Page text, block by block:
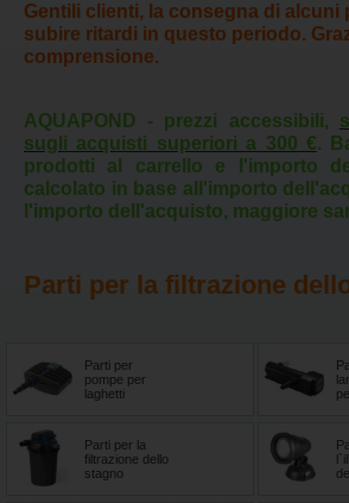
Gentili clienti, la consegna di alcuni
subire ritardi in questo periodo.
comprensione.
AQUAPOND - prezzi accessibili,
sugli acquisti superiori a 300 €.
prodotti al carrello e l'importo
calcolato in base all'importo
l'importo dell'acquisto, maggiore
Parti per la filtrazione
Parti per
pompe per
laghetti
Parti per la
filtrazione dello
stagno